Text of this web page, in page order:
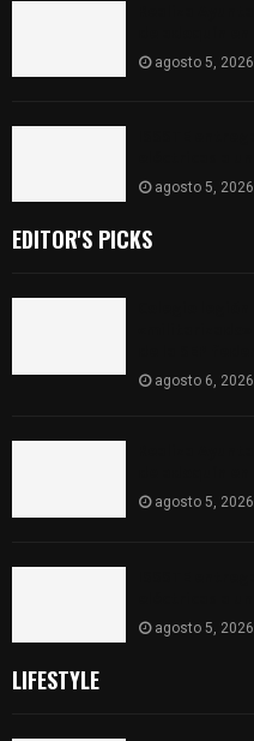
agosto 5, 2026
agosto 5, 2026
EDITOR'S PICKS
agosto 6, 2026
agosto 5, 2026
agosto 5, 2026
LIFESTYLE